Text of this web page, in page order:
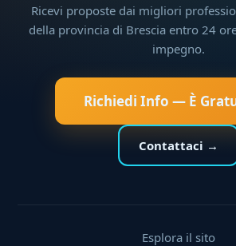
Ricevi proposte dai migliori
della provincia di Brescia entro 24
impegno.
Richiedi Info — È
Contattaci →
Esplora il sito